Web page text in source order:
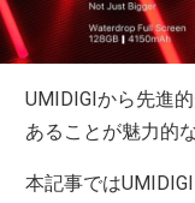
UMIDIGIから先進
あることが魅力的
本記事では